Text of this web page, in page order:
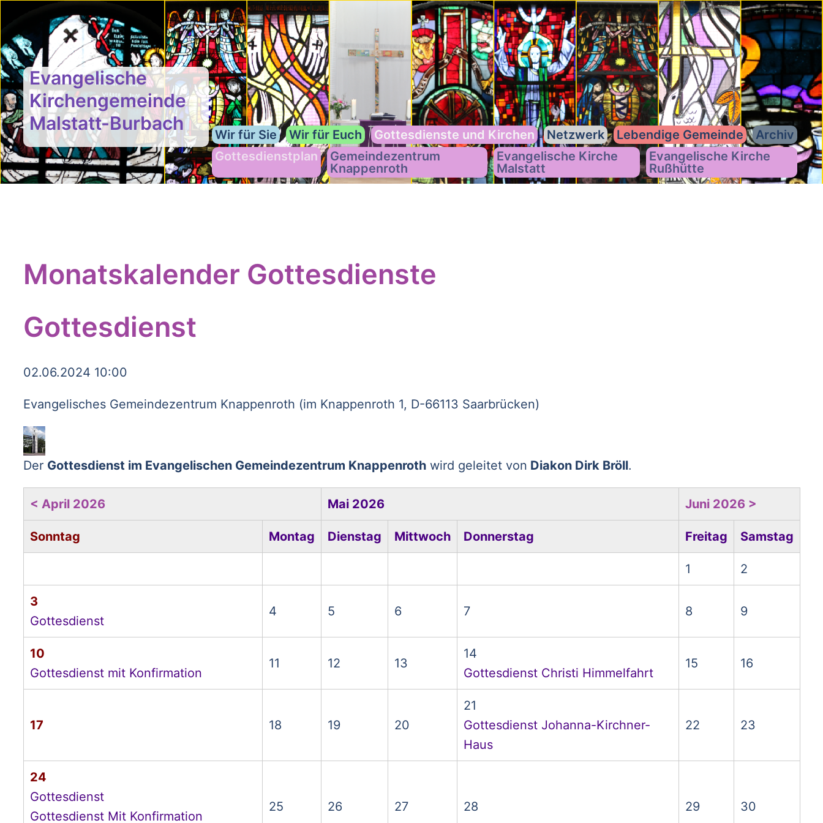
Evangelische
Kirchengemeinde
Malstatt-Burbach
Wir für Sie Wir für Euch
Gottesdienste und Kirchen
Gottesdienstplan
Gemeindezentrum
Knappenroth
Evangelische Kirche
Malstatt
Evangelische Kirche
Rußhütte
Netzwerk Lebendige Gemeinde Archiv
Monatskalender Gottesdienste
Gottesdienst
02.06.2024 10:00
Evangelisches Gemeindezentrum Knappenroth (im Knappenroth 1, D-66113 Saarbrücken)
Der Gottesdienst im Evangelischen Gemeindezentrum Knappenrothwird geleitet von Diakon Dirk Bröll.
< April 2026 Mai 2026 Juni 2026 >
Sonntag Montag Dienstag Mittwoch Donnerstag Freitag Samstag
1 2
3
Gottesdienst
4 5 6 7 8 9
10
Gottesdienst mit Konfirmation
11 12 13
14
Gottesdienst Christi Himmelfahrt
15 16
17 18 19 20
21
Gottesdienst Johanna-Kirchner-
Haus
22 23
24
Gottesdienst
Gottesdienst Mit Konfirmation
25 26 27 28 29 30